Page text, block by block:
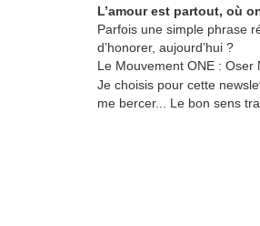
L’amour est partout, où
Parfois une simple phrase
d’honorer, aujourd’hui ?
Le Mouvement ONE : Oser
Je choisis pour cette
me bercer... Le bon sens